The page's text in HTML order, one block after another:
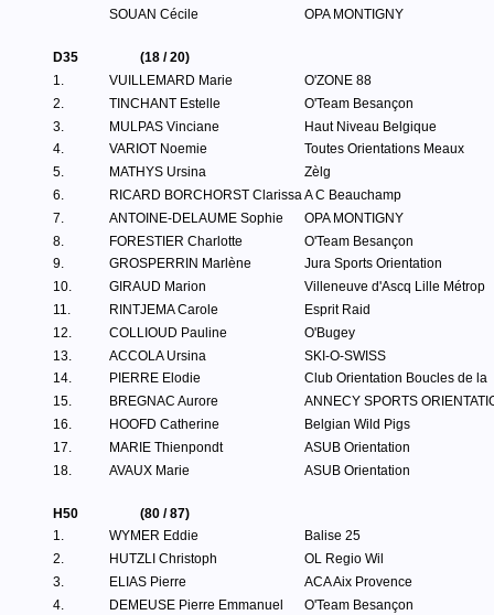
SOUAN Cécile
OPA MONTIGNY
D35
(18 / 20)
1.
VUILLEMARD Marie
O'ZONE 88
2.
TINCHANT Estelle
O'Team Besançon
3.
MULPAS Vinciane
Haut Niveau Belgique
4.
VARIOT Noemie
Toutes Orientations Meaux
5.
MATHYS Ursina
Zèlg
6.
RICARD BORCHORST ClarissaA C Beauchamp
7.
ANTOINE-DELAUME Sophie
OPA MONTIGNY
8.
FORESTIER Charlotte
O'Team Besançon
9.
GROSPERRIN Marlène
Jura Sports Orientation
10.
GIRAUD Marion
Villeneuve d'Ascq Lille Métrop
11.
RINTJEMA Carole
Esprit Raid
12.
COLLIOUD Pauline
O'Bugey
13.
ACCOLA Ursina
SKI-O-SWISS
14.
PIERRE Elodie
Club Orientation Boucles de la
15.
BREGNAC Aurore
ANNECY SPORTS
16.
HOOFD Catherine
Belgian Wild Pigs
17.
MARIE Thienpondt
ASUB Orientation
18.
AVAUX Marie ASUB Orientation
H50
(80 / 87)
1.
WYMER Eddie
Balise 25
2.
HUTZLI Christoph
OL Regio Wil
3.
ELIAS Pierre
ACA Aix Provence
4.
DEMEUSE Pierre Emmanuel
O'Team Besançon